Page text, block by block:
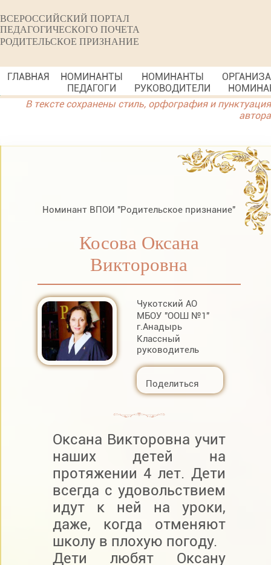
ВСЕРОССИЙСКИЙ ПОРТАЛ
ПЕДАГОГИЧЕСКОГО ПОЧЕТА
РОДИТЕЛЬСКОЕ ПРИЗНАНИЕ
ГЛАВНАЯ
НОМИНАНТЫ
ПЕДАГОГИ
НОМИНАНТЫ
РУКОВОДИТЕЛИ
В тексте сохранены стиль, орфография и пунктуация
автора
Номинант ВПОИ "Родительское признание"
Косова Оксана
Викторовна
Чукотский АО
МБОУ "ООШ №1"
г.Анадырь
Классный
руководитель
Поделиться
Оксана Викторовна учит
наших детей на
протяжении 4 лет. Дети
всегда с удовольствием
идут к ней на уроки,
даже, когда отменяют
школу в плохую погоду.
Дети любят Оксану